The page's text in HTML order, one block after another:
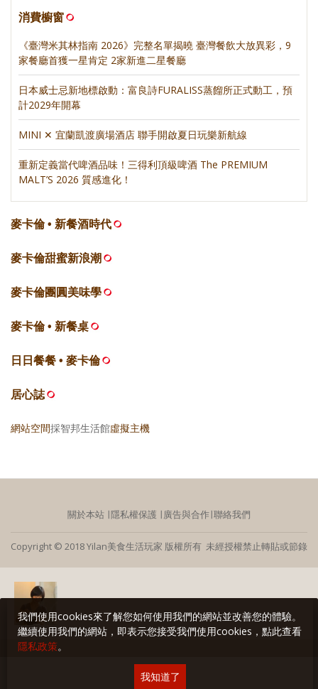
消費櫥窗
《臺灣米其林指南 2026》完整名單揭曉 臺灣餐飲大放異彩，9
家餐廳首獲一星肯定 2家新進二星餐廳
日本威士忌新地標啟動：富良詩FURALISS蒸餾所正式動工，預
計2029年開幕
MINI ✕ 宜蘭凱渡廣場酒店 聯手開啟夏日玩樂新航線
重新定義當代啤酒品味！三得利頂級啤酒 The PREMIUM
MALT’S 2026 質感進化！
麥卡倫 • 新餐酒時代
麥卡倫甜蜜新浪潮
麥卡倫團圓美味學
麥卡倫 • 新餐桌
日日餐餐 • 麥卡倫
居心誌
網站空間採智邦生活館虛擬主機
關於本站 ∣隱私權保護 ∣廣告與合作∣聯絡我們
Copyright © 2018 Yilan美食生活玩家 版權所有 未經授權禁止轉貼或節錄
我們使用cookies來了解您如何使用我們的網站並改善您的體驗。
繼續使用我們的網站，即表示您接受我們使用cookies，點此查看
隱私政策。
我知道了